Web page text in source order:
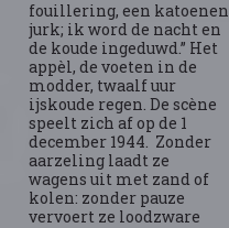
fouillering, een katoenen
jurk; ik word de nacht en
de koude ingeduwd.” Het
appèl, de voeten in de
modder, twaalf uur
ijskoude regen. De scène
speelt zich af op de 1
december 1944. Zonder
aarzeling laadt ze
wagens uit met zand of
kolen: zonder pauze
vervoert ze loodzware